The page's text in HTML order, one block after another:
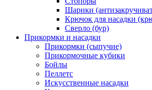
Шарики
Крючок для насадки
Сверло (бур)
Прикормки и насадки
Прикормки (сыпучие)
Прикормочные кубики
Бойлы
Пеллетс
Искусственные насадки